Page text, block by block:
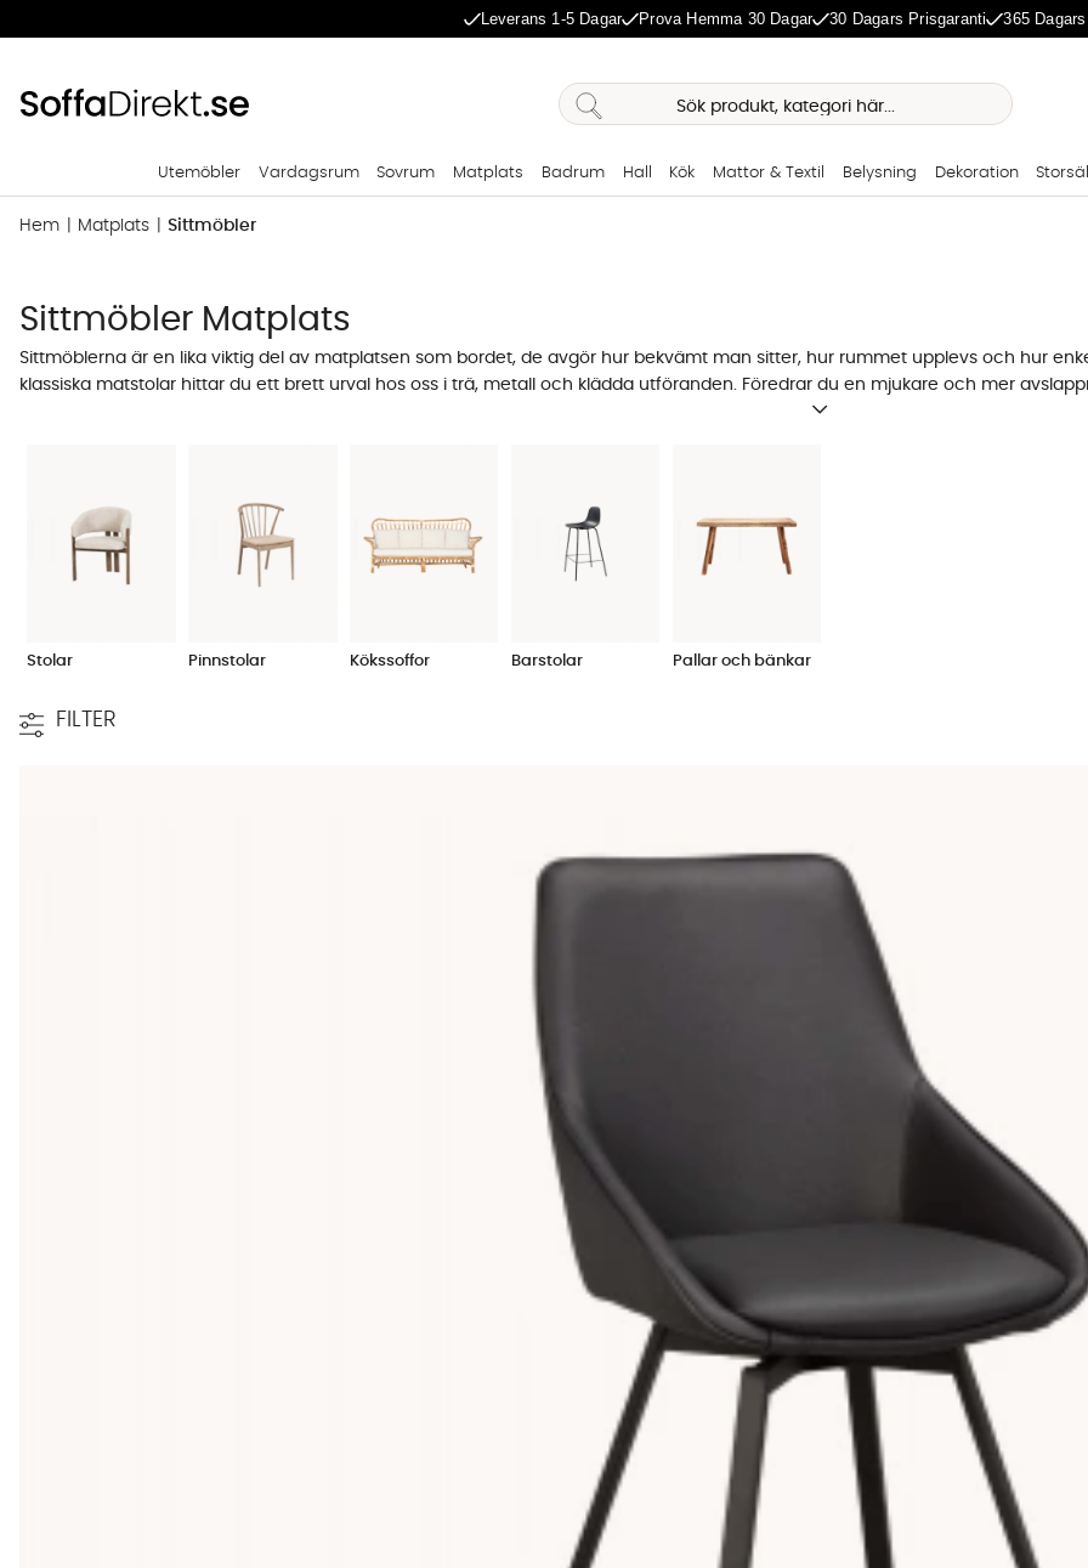
Leverans 1-5 Dagar Prova Hemma 30 Dagar 30 Dagars Prisgaranti 365
Utemöbler Vardagsrum Sovrum Matplats Badrum Hall Kök Mattor & Textil Belysning Dekoration
Hem Matplats Sittmöbler
Sittmöbler Matplats
Sittmöblerna är en lika viktig del av matplatsen som bordet, de avgör hur bekvämt man sitter, hur rummet upplevs och hur
klassiska matstolar hittar du ett brett urval hos oss i trä, metall och klädda utföranden. Föredrar du en mjukare och mer
särskilt längs en vägg där det annars kan bli bökigt att få plats med vanliga stolar. Vill du skapa en sittplats vid ett högt bord
Stolar Pinnstolar Kökssoffor Barstolar Pallar och bänkar
FILTER